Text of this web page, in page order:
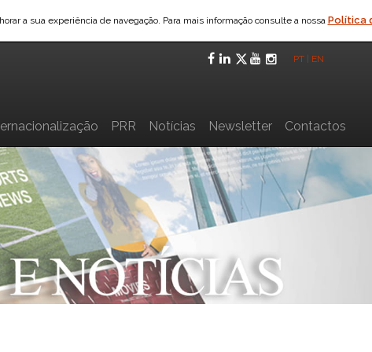
a sua experiência de navegação. Para mais informação consulte a nossa Política
Facebook
LinkedIn
Twitter
YouTube
PT EN
PRR Notícias Newsletter Contactos